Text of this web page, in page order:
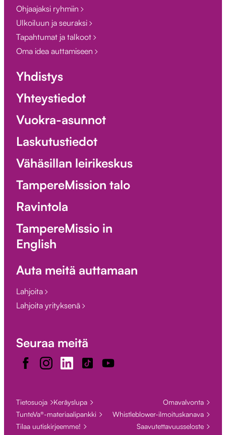
Ohjaajaksi ryhmiin
Ulkoiluun ja seuraksi
Tapahtumat ja talkoot
Oma idea auttamiseen
Yhdistys
Yhteystiedot
Vuokra-asunnot
Laskutustiedot
Vähäsillan leirikeskus
TampereMission talo
Ravintola
TampereMissio in
English
Auta meitä auttamaan
Lahjoita
Lahjoita yrityksenä
Seuraa meitä
FacebookInstagramLinkedInTikTokYoutube
Tietosuoja Keräyslupa
Omavalvonta
TunteVa®-materiaalipankki
Whistleblower-ilmoituskanava
Tilaa uutiskirjeemme!
Saavutettavuusseloste